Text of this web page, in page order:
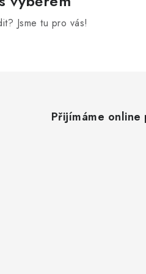
Jsme tu pro vás!
Přijímáme online